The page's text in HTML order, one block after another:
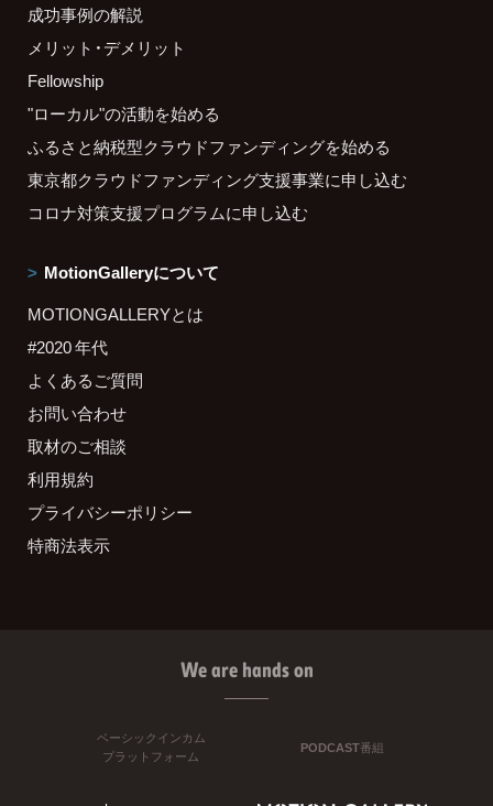
成功事例の解説
メリット・デメリット
Fellowship
"ローカル"の活動を始める
ふるさと納税型クラウドファンディングを始める
東京都クラウドファンディング支援事業に申し込む
コロナ対策支援プログラムに申し込む
MotionGalleryについて
MOTIONGALLERYとは
#2020 年代
よくあるご質問
お問い合わせ
取材のご相談
利用規約
プライバシーポリシー
特商法表示
We are hands on
ベーシックインカム
プラットフォーム
PODCAST番組